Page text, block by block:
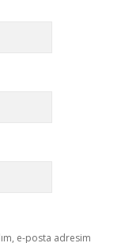
e-posta adresim